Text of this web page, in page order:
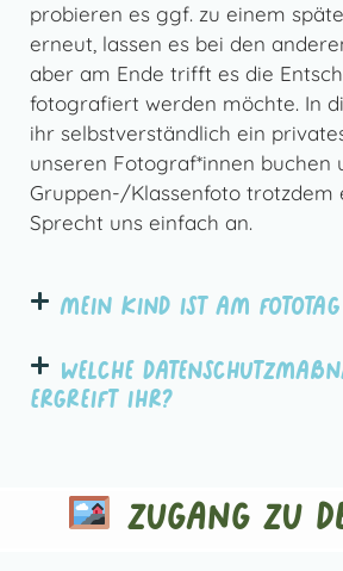
probieren es ggf. zu einem
erneut, lassen es bei den
aber am Ende trifft es die
fotografiert werden möchte. In
ihr selbstverständlich ein
unseren Fotograf*innen buchen
Gruppen-/Klassenfoto trotzdem
Sprecht uns einfach an.
Mein Kind ist am
Welche
ergreift ihr?
Zugang zu